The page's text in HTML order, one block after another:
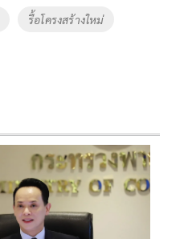
รื้อโครงสร้างใหม่